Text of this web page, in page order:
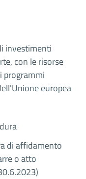
investimenti
con le risorse
programmi
europea
di affidamento
o atto